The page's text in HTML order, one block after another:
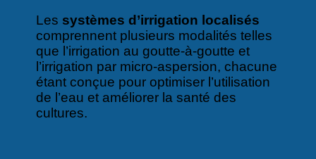
Les systèmes d’irrigation localisés
comprennent plusieurs modalités telles
que l’irrigation au goutte-à-goutte et
l’irrigation par micro-aspersion, chacune
étant conçue pour optimiser l’utilisation
de l’eau et améliorer la santé des
cultures.